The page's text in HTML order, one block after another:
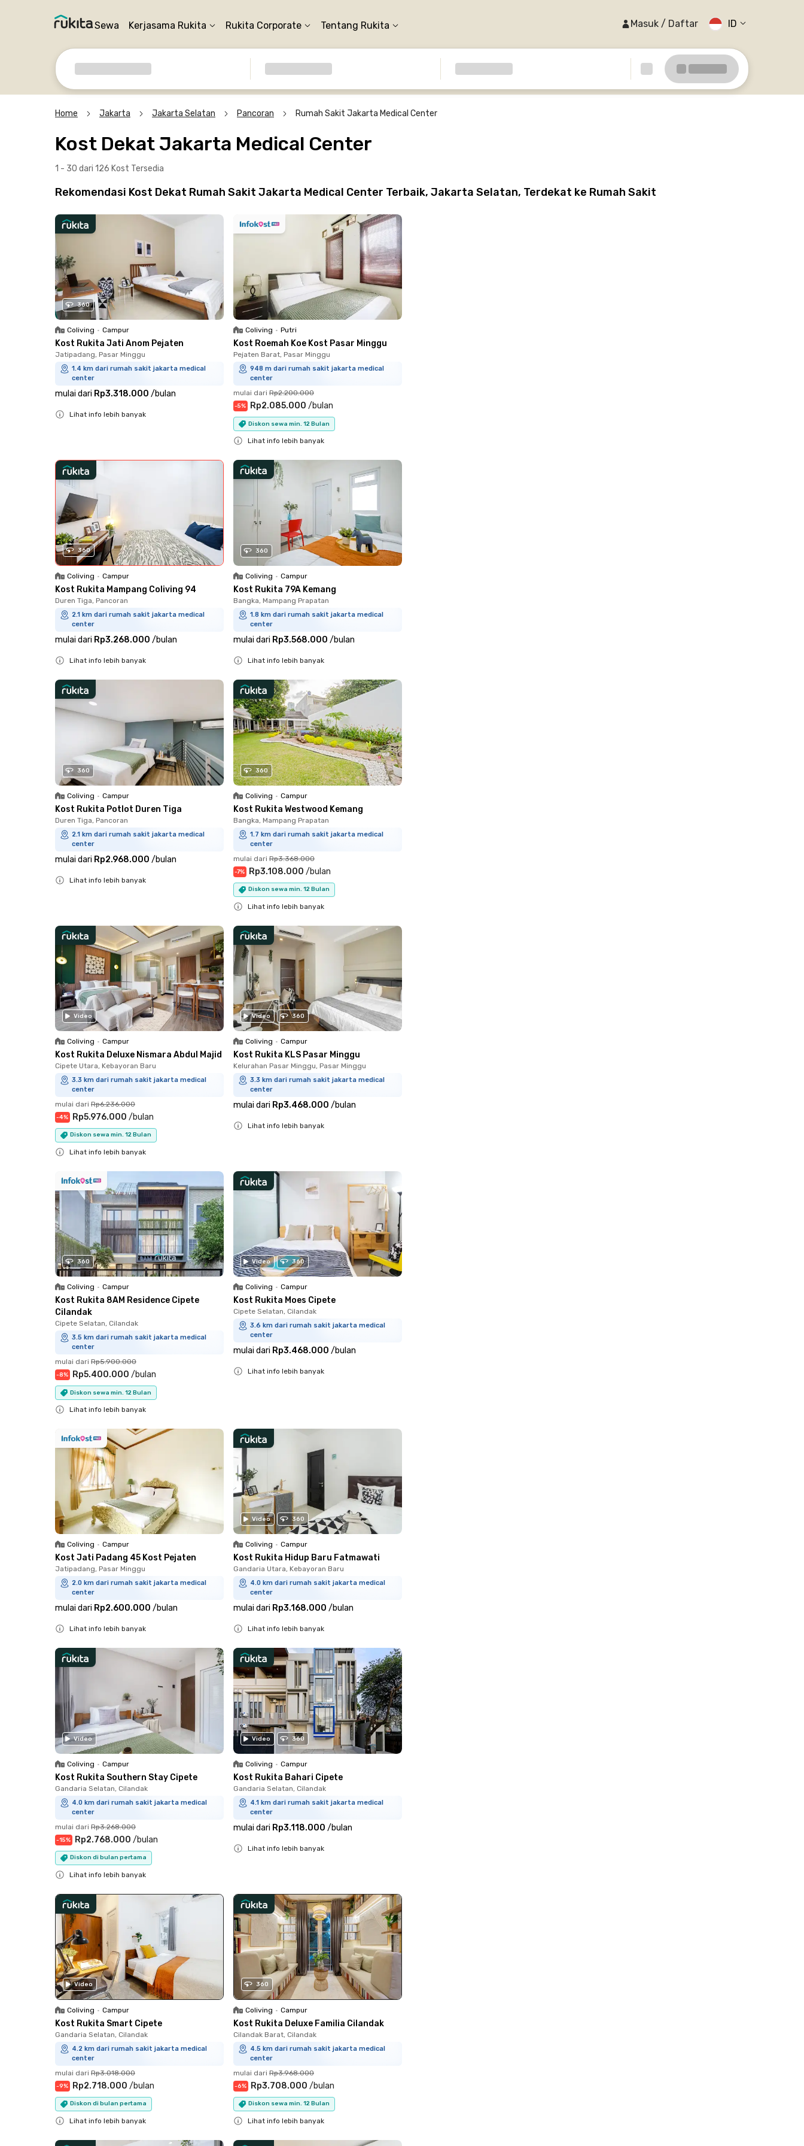
Sewa Kerjasama Rukita Rukita Corporate Tentang Rukita Masuk / Daftar ID
Home Jakarta Jakarta Selatan Pancoran Rumah Sakit Jakarta Medical Center
Kost Dekat Jakarta Medical Center
1 - 30 dari 126 Kost Tersedia
Rekomendasi Kost Dekat Rumah Sakit Jakarta Medical Center Terbaik, Jakarta Selatan, Terdekat ke Rumah Sakit
360
Coliving • Campur
Kost Rukita Jati Anom Pejaten
Jatipadang, Pasar Minggu
1.4 km dari rumah sakit jakarta medical
center
mulai dari Rp3.318.000 /bulan
Lihat info lebih banyak
Coliving • Putri
Kost Roemah Koe Kost Pasar Minggu
Pejaten Barat, Pasar Minggu
948 m dari rumah sakit jakarta medical
center
mulai dari Rp2.200.000
-5% Rp2.085.000 /bulan
Diskon sewa min. 12 Bulan
Lihat info lebih banyak
360
Coliving • Campur
Kost Rukita Mampang Coliving 94
Duren Tiga, Pancoran
2.1 km dari rumah sakit jakarta medical
center
mulai dari Rp3.268.000 /bulan
Lihat info lebih banyak
360
Coliving • Campur
Kost Rukita 79A Kemang
Bangka, Mampang Prapatan
1.8 km dari rumah sakit jakarta medical
center
mulai dari Rp3.568.000 /bulan
Lihat info lebih banyak
360
Coliving • Campur
Kost Rukita Potlot Duren Tiga
Duren Tiga, Pancoran
2.1 km dari rumah sakit jakarta medical
center
mulai dari Rp2.968.000 /bulan
Lihat info lebih banyak
360
Coliving • Campur
Kost Rukita Westwood Kemang
Bangka, Mampang Prapatan
1.7 km dari rumah sakit jakarta medical
center
mulai dari Rp3.368.000
-7% Rp3.108.000 /bulan
Diskon sewa min. 12 Bulan
Lihat info lebih banyak
Video
Coliving • Campur
Kost Rukita Deluxe Nismara Abdul Majid
Cipete Utara, Kebayoran Baru
3.3 km dari rumah sakit jakarta medical
center
mulai dari Rp6.236.000
-4% Rp5.976.000 /bulan
Diskon sewa min. 12 Bulan
Lihat info lebih banyak
Video 360
Coliving • Campur
Kost Rukita KLS Pasar Minggu
Kelurahan Pasar Minggu, Pasar Minggu
3.3 km dari rumah sakit jakarta medical
center
mulai dari Rp3.468.000 /bulan
Lihat info lebih banyak
360
Coliving • Campur
Kost Rukita 8AM Residence Cipete
Cilandak
Cipete Selatan, Cilandak
3.5 km dari rumah sakit jakarta medical
center
mulai dari Rp5.900.000
-8% Rp5.400.000 /bulan
Diskon sewa min. 12 Bulan
Lihat info lebih banyak
Video 360
Coliving • Campur
Kost Rukita Moes Cipete
Cipete Selatan, Cilandak
3.6 km dari rumah sakit jakarta medical
center
mulai dari Rp3.468.000 /bulan
Lihat info lebih banyak
Coliving • Campur
Kost Jati Padang 45 Kost Pejaten
Jatipadang, Pasar Minggu
2.0 km dari rumah sakit jakarta medical
center
mulai dari Rp2.600.000 /bulan
Lihat info lebih banyak
Video 360
Coliving • Campur
Kost Rukita Hidup Baru Fatmawati
Gandaria Utara, Kebayoran Baru
4.0 km dari rumah sakit jakarta medical
center
mulai dari Rp3.168.000 /bulan
Lihat info lebih banyak
Video
Coliving • Campur
Kost Rukita Southern Stay Cipete
Gandaria Selatan, Cilandak
4.0 km dari rumah sakit jakarta medical
center
mulai dari Rp3.268.000
-15% Rp2.768.000 /bulan
Diskon di bulan pertama
Lihat info lebih banyak
Video 360
Coliving • Campur
Kost Rukita Bahari Cipete
Gandaria Selatan, Cilandak
4.1 km dari rumah sakit jakarta medical
center
mulai dari Rp3.118.000 /bulan
Lihat info lebih banyak
Video
Coliving • Campur
Kost Rukita Smart Cipete
Gandaria Selatan, Cilandak
4.2 km dari rumah sakit jakarta medical
center
mulai dari Rp3.018.000
-9% Rp2.718.000 /bulan
Diskon di bulan pertama
Lihat info lebih banyak
360
Coliving • Campur
Kost Rukita Deluxe Familia Cilandak
Cilandak Barat, Cilandak
4.5 km dari rumah sakit jakarta medical
center
mulai dari Rp3.968.000
-6% Rp3.708.000 /bulan
Diskon sewa min. 12 Bulan
Lihat info lebih banyak